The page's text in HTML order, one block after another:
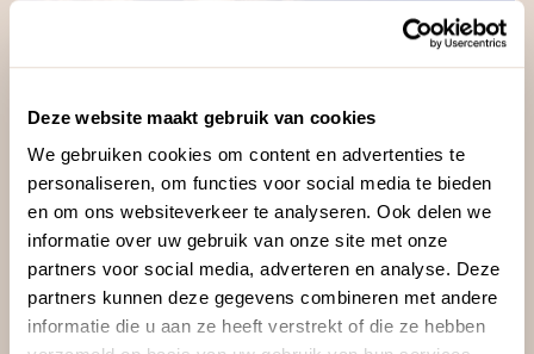
Deze website maakt gebruik van cookies
We gebruiken cookies om content en advertenties te
personaliseren, om functies voor social media te bieden
en om ons websiteverkeer te analyseren. Ook delen we
informatie over uw gebruik van onze site met onze
partners voor social media, adverteren en analyse. Deze
partners kunnen deze gegevens combineren met andere
informatie die u aan ze heeft verstrekt of die ze hebben